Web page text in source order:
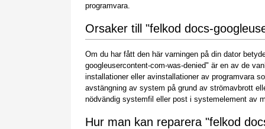
programvara.
Orsaker till "felkod docs-
Om du har fått den här varningen på din dator
googleusercontent-com-was-denied" är en av de
installationer eller avinstallationer av programvara
avstängning av system på grund av strömavbrott
nödvändig systemfil eller post i systemelement av
Hur man kan reparera "felkod